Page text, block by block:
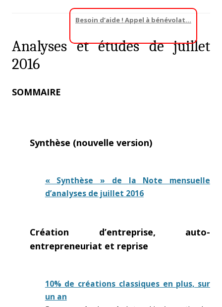
Analyses et études de juillet
2016
SOMMAIRE
Synthèse (nouvelle version)
« Synthèse » de la Note mensuelle
d’analyses de juillet 2016
Création d’entreprise, auto-
entrepreneuriat et reprise
10% de créations classiques en plus, sur
un an
Besoin d’aide ! Appel à bénévolat…